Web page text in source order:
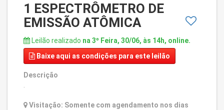
1 ESPECTRÔMETRO DE
EMISSÃO ATÔMICA
Leilão realizado na 3º Feira, 30/06, às 14h, online.
Baixe aqui as condições para este leilão
Descrição
Visitação: Somente com agendamento nos dias